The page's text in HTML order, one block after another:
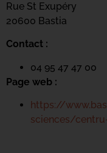
Rue St Exupéry
20600 Bastia
Contact :
04 95 47 47 00
Page web :
https://
sciences/